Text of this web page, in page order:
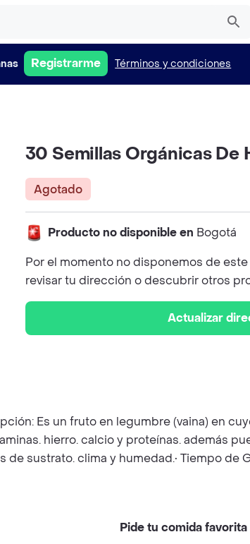
Registrarme Términos y condiciones
30 Semillas Orgánicas De
Agotado
Producto no disponible en Bogotá
Por el momento no disponemos de
revisar tu dirección o descubrir otros
Actualizar
Es un fruto en legumbre (vaina) en
hierro. calcio y proteínas. además
sustrato. clima y humedad.• Tiempo de
Pide tu comida